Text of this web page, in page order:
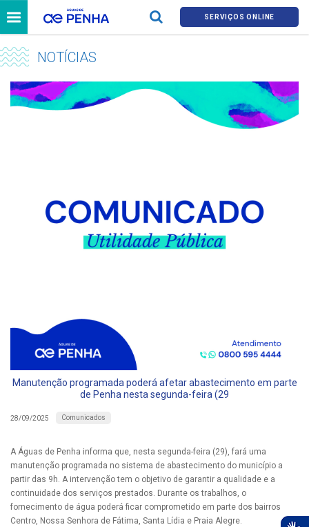
SERVIÇOS ONLINE
NOTÍCIAS
Manutenção programada poderá afetar abastecimento em parte
de Penha nesta segunda-feira (29
28/09/2025 Comunicados
A Águas de Penha informa que, nesta segunda-feira (29), fará uma
manutenção programada no sistema de abastecimento do município a
partir das 9h. A intervenção tem o objetivo de garantir a qualidade e a
continuidade dos serviços prestados. Durante os trabalhos, o
fornecimento de água poderá ficar comprometido em parte dos bairros
Centro, Nossa Senhora de Fátima, Santa Lídia e Praia Alegre.